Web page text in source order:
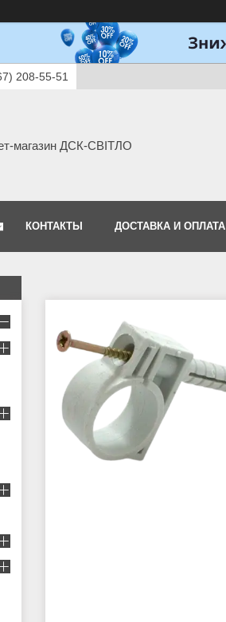
208-55-51
магазин ДСК-СВІТЛО
КОНТАКТЫ ДОСТАВКА И ОПЛАТА